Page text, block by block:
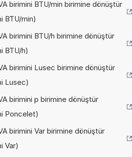
birimini BTU/min birimine dönüştür
BTU/min)
birimini BTU/h birimine dönüştür
BTU/h)
birimini Lusec birimine dönüştür
Lusec)
birimini p birimine dönüştür
Poncelet)
birimini Var birimine dönüştür
Var)